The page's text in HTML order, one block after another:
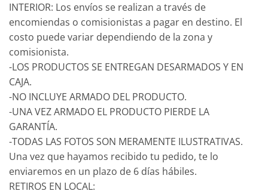
INTERIOR: Los envíos se realizan a través de
encomiendas o comisionistas a pagar en destino. El
costo puede variar dependiendo de la zona y
comisionista.
-LOS PRODUCTOS SE ENTREGAN DESARMADOS Y EN
CAJA.
-NO INCLUYE ARMADO DEL PRODUCTO.
-UNA VEZ ARMADO EL PRODUCTO PIERDE LA
GARANTÍA.
-TODAS LAS FOTOS SON MERAMENTE ILUSTRATIVAS.
Una vez que hayamos recibido tu pedido, te lo
enviaremos en un plazo de 6 días hábiles.
RETIROS EN LOCAL: